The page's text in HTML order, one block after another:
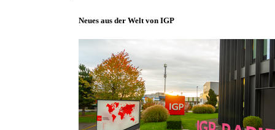
Neues aus der Welt von IGP